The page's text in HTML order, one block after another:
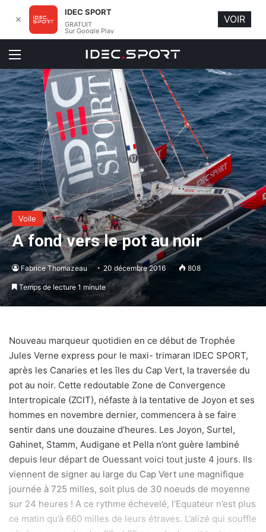
Menu
Voile
A fond vers le pot au noir
Fabrice Thomazeau 20 décembre 2016 808
Temps de lecture 1 minute
Nouveau marqueur quotidien en ce début de Trophée
Jules Verne express pour le maxi- trimaran IDEC SPORT,
après les Canaries et les îles du Cap Vert, la traversée du
pot au noir. Cette redoutable Zone de Convergence
Intertropicale (ZCIT), néfaste à la tentative de Joyon et ses
hommes en novembre dernier, commencera à se faire
sentir dans une douzaine d’heures. Les Joyon, Surtel,
Gahinet, Stamm, Audigane et Pella n’ont guère lambiné
depuis leur départ de Ouessant voici tout juste 4 jours. Ils
viennent de signer au large du Cap Vert une magnifique
journée à 725 milles, soit plus de 30 noeuds de moyenne
sur 24 heures ! A ce rythme échevelé, l’Equateur n’est plus
ce matin qu’à 660 milles de leurs étraves. L’alizé qui souffle
✕
IDEC SPORT
GRATUIT
Sur Google Play
VOIR